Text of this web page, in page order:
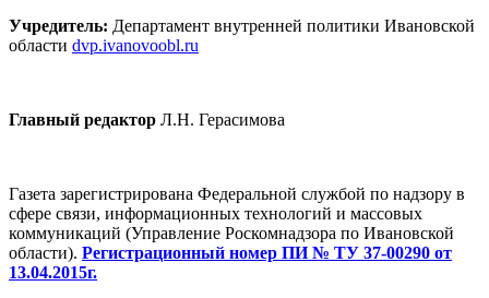
Учредитель: Департамент внутренней политики Ивановской
области dvp.ivanovoobl.ru
Главный редактор Л.Н. Герасимова
Газета зарегистрирована Федеральной службой по надзору в
сфере связи, информационных технологий и массовых
коммуникаций (Управление Роскомнадзора по Ивановской
области). Регистрационный номер ПИ № ТУ 37-00290 от
13.04.2015г.